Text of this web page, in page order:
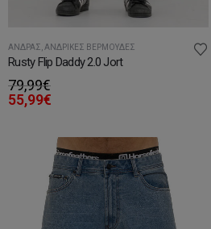
ΆΝΔΡΑΣ,ΑΝΔΡΙΚΈΣ ΒΕΡΜΟΎΔΕΣ
Rusty Flip Daddy 2.0 Jort
79,99€
55,99€